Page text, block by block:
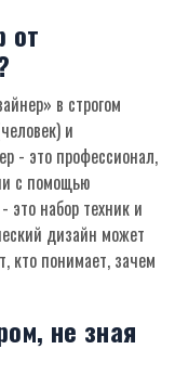
от
в строгом
и
- это профессионал,
с помощью
это набор техник и
дизайн может
кто понимает, зачем
не зная